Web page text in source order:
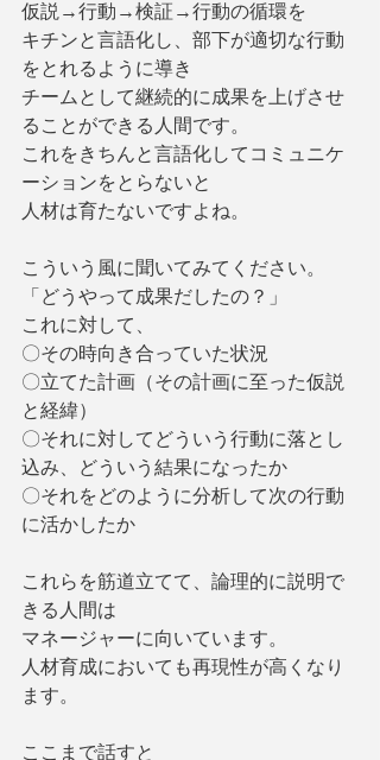
仮説→行動→検証→行動の循環を
キチンと言語化し、部下が適切な行動
をとれるように導き
チームとして継続的に成果を上げさせ
ることができる人間です。
これをきちんと言語化してコミュニケ
ーションをとらないと
人材は育たないですよね。
こういう風に聞いてみてください。
「どうやって成果だしたの？」
これに対して、
〇その時向き合っていた状況
〇立てた計画（その計画に至った仮説
と経緯）
〇それに対してどういう行動に落とし
込み、どういう結果になったか
〇それをどのように分析して次の行動
に活かしたか
これらを筋道立てて、論理的に説明で
きる人間は
マネージャーに向いています。
人材育成においても再現性が高くなり
ます。
ここまで話すと